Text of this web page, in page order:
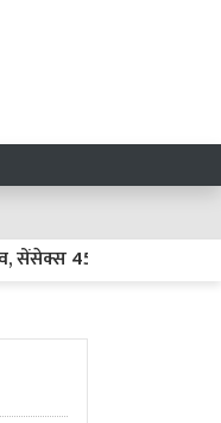
456 अंक लुढ़का; निफ्टी भी